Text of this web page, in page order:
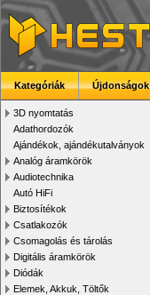
Kategóriák Újdonságok
3D nyomtatás
Adathordozók
Ajándékok, ajándékutalványok
Analóg áramkörök
Audiotechnika
Autó HiFi
Biztosítékok
Csatlakozók
Csomagolás és tárolás
Digitális áramkörök
Diódák
Elemek, Akkuk, Töltők